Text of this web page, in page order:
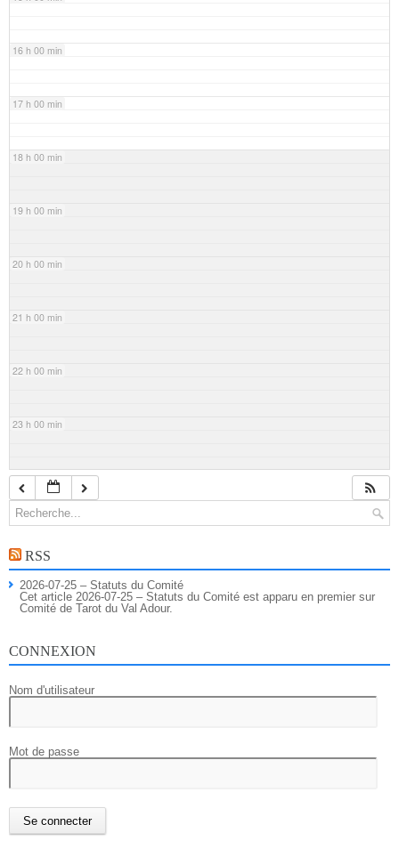
16 h 00 min
17 h 00 min
18 h 00 min
19 h 00 min
20 h 00 min
21 h 00 min
22 h 00 min
23 h 00 min
RSS
2026-07-25 – Statuts du Comité
Cet article 2026-07-25 – Statuts du Comité est apparu en premier sur
Comité de Tarot du Val Adour.
CONNEXION
Nom d'utilisateur
Mot de passe